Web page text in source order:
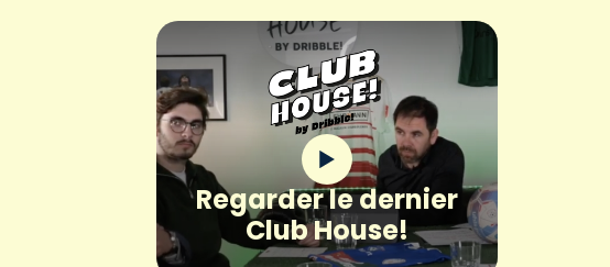
Regarder le dernier
Club House!